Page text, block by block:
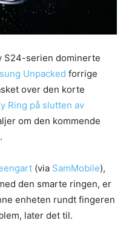
S24-serien dominerte
Unpacked forrige
over den korte
Ring på slutten av
om den kommende
(via SamMobile),
den smarte ringen, er
enheten rundt fingeren
later det til.